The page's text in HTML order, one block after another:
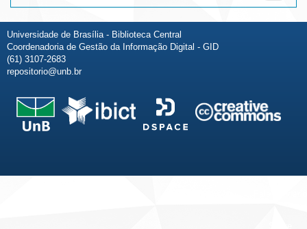
Universidade de Brasília - Biblioteca Central
Coordenadoria de Gestão da Informação Digital - GID
(61) 3107-2683
repositorio@unb.br